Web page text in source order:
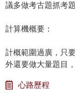
議多做考古題抓考題
計算機概要：
計概範圍過廣，只
外還要做大量題目
心路歷程